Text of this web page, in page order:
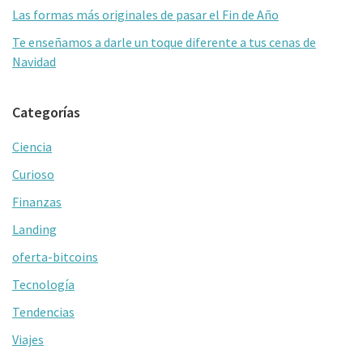
Las formas más originales de pasar el Fin de Año
Te enseñamos a darle un toque diferente a tus cenas de
Navidad
Categorías
Ciencia
Curioso
Finanzas
Landing
oferta-bitcoins
Tecnología
Tendencias
Viajes